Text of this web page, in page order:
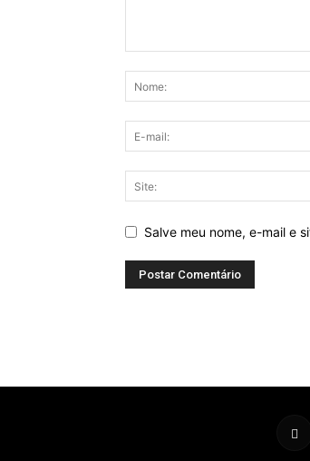
Salve meu nome, e-mail e